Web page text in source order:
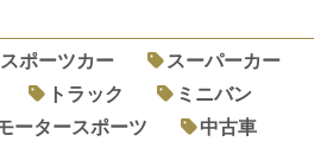
スポーツカー
スーパーカー
トラック
ミニバン
ータースポーツ
中古車